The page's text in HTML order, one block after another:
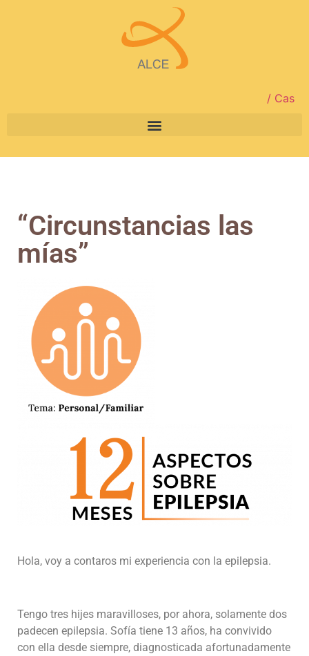
/ Cas
“Circunstancias las
mías”
Hola, voy a contaros mi experiencia con la epilepsia.
Tengo tres hijes maravilloses, por ahora, solamente dos
padecen epilepsia. Sofía tiene 13 años, ha convivido
con ella desde siempre, diagnosticada afortunadamente